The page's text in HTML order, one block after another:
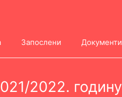
Запослени Документи
2022. годину